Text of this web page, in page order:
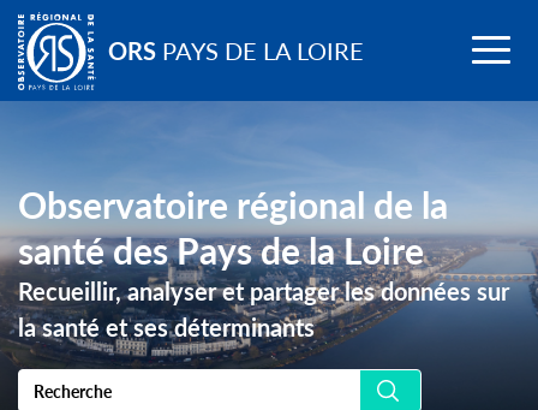
Go to
main
content ORS PAYS DE LA LOIRE Menu
Observatoire régional de la
santé des Pays de la Loire
Recueillir, analyser et partager les données sur
la santé et ses déterminants